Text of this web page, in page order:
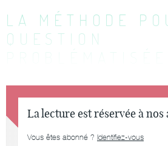
LA MÉTHODE
QUESTION
La lecture est réservée à nos
Vous êtes abonné ? Identifiez-vous